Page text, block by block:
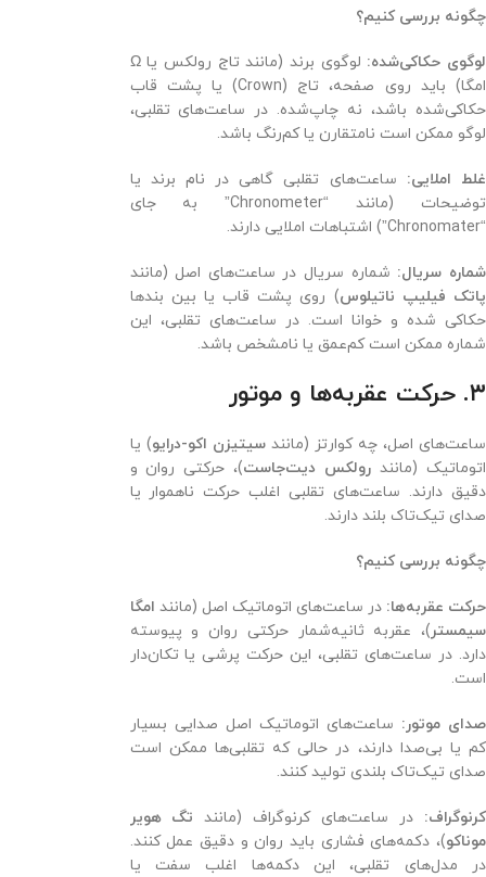
چگونه بررسی کنیم؟
لوگوی حکاکی‌شده:
لوگوی برند (مانند تاج رولکس یا Ω
امگا) باید روی صفحه، تاج (Crown) یا پشت قاب
حکاکی‌شده باشد، نه چاپ‌شده. در ساعت‌های تقلبی،
لوگو ممکن است نامتقارن یا کم‌رنگ باشد.
غلط املایی: ساعت‌های تقلبی گاهی در نام برند یا
توضیحات (مانند “Chronometer” به جای
“Chronomater”) اشتباهات املایی دارند.
شماره سریال: شماره سریال در ساعت‌های اصل (مانند
پاتک فیلیپ ناتیلوس) روی پشت قاب یا بین بندها
حکاکی شده و خوانا است. در ساعت‌های تقلبی، این
شماره ممکن است کم‌عمق یا نامشخص باشد.
۳. حرکت عقربه‌ها و موتور
ساعت‌های اصل، چه کوارتز (مانندسیتیزن اکو-درایو) یا
اتوماتیک (مانند رولکس دیت‌جاست)، حرکتی روان و
دقیق دارند. ساعت‌های تقلبی اغلب حرکت ناهموار یا
صدای تیک‌تاک بلند دارند.
چگونه بررسی کنیم؟
حرکت عقربه‌ها: در ساعت‌های اتوماتیک اصل (مانند امگا
سیمستر )، عقربه ثانیه‌شمار حرکتی روان و پیوسته
دارد. در ساعت‌های تقلبی، این حرکت پرشی یا تکان‌دار
است.
صدای موتور: ساعت‌های اتوماتیک اصل صدایی بسیار
کم یا بی‌صدا دارند، در حالی که تقلبی‌ها ممکن است
صدای تیک‌تاک بلندی تولید کنند.
کرنوگراف: در ساعت‌های کرنوگراف (مانند تگ هویر
موناکو)، دکمه‌های فشاری باید روان و دقیق عمل کنند.
در مدل‌های تقلبی، این دکمه‌ها اغلب سفت یا